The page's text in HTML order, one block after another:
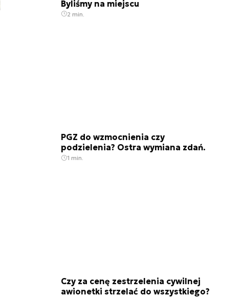
Byliśmy na miejscu
2 min.
PGZ do wzmocnienia czy
podzielenia? Ostra wymiana zdań.
1 min.
Czy za cenę zestrzelenia cywilnej
awionetki strzelać do wszystkiego?